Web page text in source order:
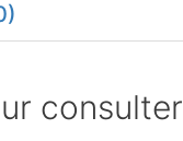
consulter